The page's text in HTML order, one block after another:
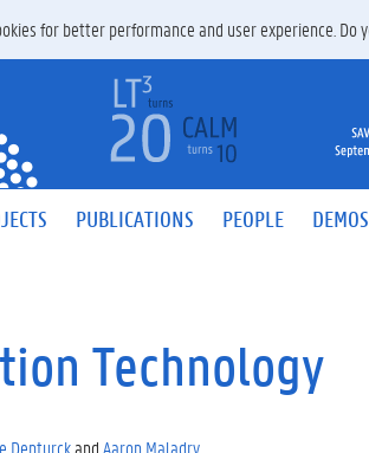
PUBLICATIONS PEOPLE DEMOS
Technology
DenturckandAaron Maladry
for better performance and user experience. Do